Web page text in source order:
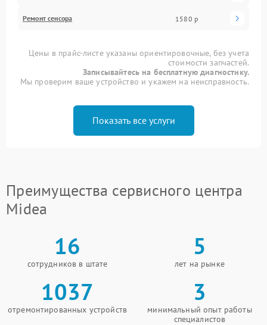
Ремонт сенсора 1580 р
Цены в прайс-листе указаны ориентировочные, без учета
стоимости запчастей.
Записывайтесь на бесплатную диагностику.
Мы проверим ваше устройство и укажем на неисправность.
Показать все услуги
Преимущества сервисного центра
Midea
16
сотрудников в штате
5
лет на рынке
1037
отремонтированных устройств
3
минимальный опыт работы
специалистов